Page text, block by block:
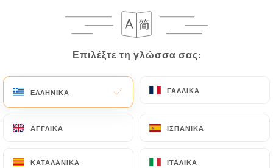
Επιλέξτε τη γλώσσα σας:
ΕΛΛΗΝΙΚΆ ΓΑΛΛΙΚΆ
ΑΓΓΛΙΚΆ ΙΣΠΑΝΙΚΆ
ΚΑΤΑΛΑΝΙΚΆ ΙΤΑΛΙΚΆ
Επιλέξτε τη γλώσσα σας:
ΕΛΛΗΝΙΚΆ ΓΑΛΛΙΚΆ
ΑΓΓΛΙΚΆ ΙΣΠΑΝΙΚΆ
ΚΑΤΑΛΑΝΙΚΆ ΙΤΑΛΙΚΆ